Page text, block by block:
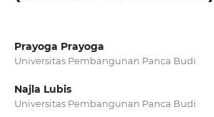
Prayoga Prayoga
Universitas Pembangunan Panca Budi
Najla Lubis
Universitas Pembangunan Panca Budi